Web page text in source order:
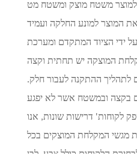
למוצר משטח מוצק ומשטח מט
המוצר למונע החלקה ועמיד
ידי הציוד המתקדם ומערכת
המוצקה יש תחתית וקצה
לתהליך ההתקנה לעבור חלק.
בקצה ובמשטח אשר לא יפגע
לקוחות' דרישות שונות, אנו
מגשי המקלחת המוצקים בכל